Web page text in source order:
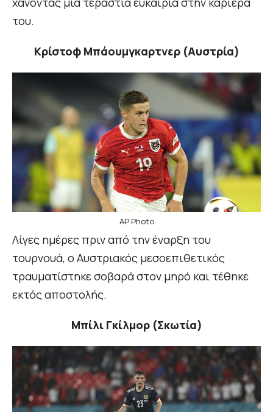
του.
Κρίστοφ Μπάουμγκαρτνερ (Αυστρία)
AP Photo
Λίγες ημέρες πριν από την έναρξη του
τουρνουά, ο Αυστριακός μεσοεπιθετικός
τραυματίστηκε σοβαρά στον μηρό και τέθηκε
εκτός αποστολής.
Μπίλι Γκίλμορ (Σκωτία)